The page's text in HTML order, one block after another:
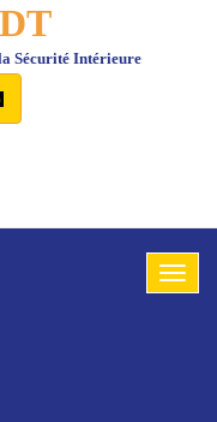
Sécurité Intérieure